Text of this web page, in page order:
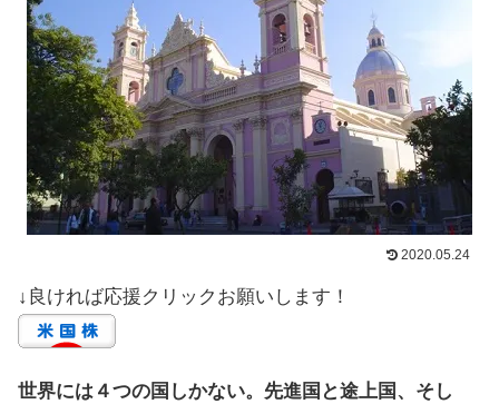
2020.05.24
↓良ければ応援クリックお願いします！
世界には４つの国しかない。先進国と途上国、そし